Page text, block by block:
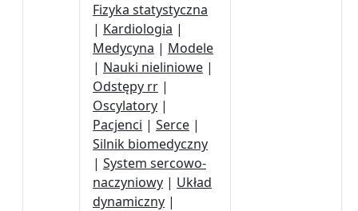
Fizyka statystyczna
| Kardiologia |
Medycyna | Modele
| Nauki nieliniowe |
Odstępy rr |
Oscylatory |
Pacjenci | Serce |
Silnik biomedyczny
| System sercowo-
naczyniowy | Układ
dynamiczny |